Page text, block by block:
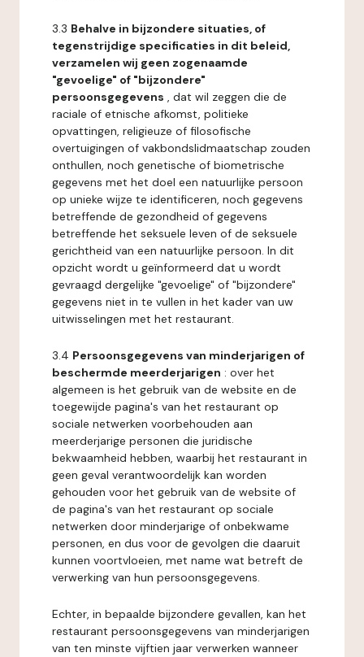
3.3 Behalve in bijzondere situaties, of
tegenstrijdige specificaties in dit beleid,
verzamelen wij geen zogenaamde
"gevoelige" of "bijzondere"
persoonsgegevens , dat wil zeggen die de
raciale of etnische afkomst, politieke
opvattingen, religieuze of filosofische
overtuigingen of vakbondslidmaatschap zouden
onthullen, noch genetische of biometrische
gegevens met het doel een natuurlijke persoon
op unieke wijze te identificeren, noch gegevens
betreffende de gezondheid of gegevens
betreffende het seksuele leven of de seksuele
gerichtheid van een natuurlijke persoon. In dit
opzicht wordt u geïnformeerd dat u wordt
gevraagd dergelijke "gevoelige" of "bijzondere"
gegevens niet in te vullen in het kader van uw
uitwisselingen met het restaurant.
3.4 Persoonsgegevens van minderjarigen of
beschermde meerderjarigen : over het
algemeen is het gebruik van de website en de
toegewijde pagina's van het restaurant op
sociale netwerken voorbehouden aan
meerderjarige personen die juridische
bekwaamheid hebben, waarbij het restaurant in
geen geval verantwoordelijk kan worden
gehouden voor het gebruik van de website of
de pagina's van het restaurant op sociale
netwerken door minderjarige of onbekwame
personen, en dus voor de gevolgen die daaruit
kunnen voortvloeien, met name wat betreft de
verwerking van hun persoonsgegevens.
Echter, in bepaalde bijzondere gevallen, kan het
restaurant persoonsgegevens van minderjarigen
van ten minste vijftien jaar verwerken wanneer